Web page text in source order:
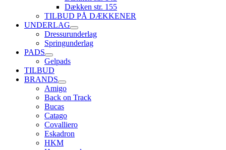
Dækken str. 155
TILBUD PÅ DÆKKENER
UNDERLAG
Dressurunderlag
Springunderlag
PADS
Gelpads
TILBUD
BRANDS
Amigo
Back on Track
Bucas
Catago
Covalliero
Eskadron
HKM